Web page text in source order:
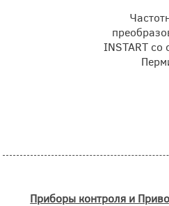
INSTART со
Приборы контроля и